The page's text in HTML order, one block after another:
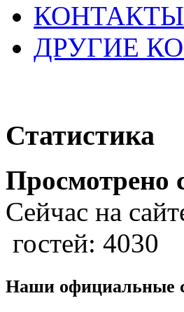
КОНТАКТЫ
ДРУГИЕ
Статистика
Просмотрено
Сейчас на
гостей: 4030
Наши официальные